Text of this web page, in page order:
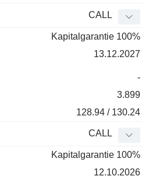
CALL
Kapitalgarantie 100%
13.12.2027
-
3.899
128.94 / 130.24
CALL
Kapitalgarantie 100%
12.10.2026